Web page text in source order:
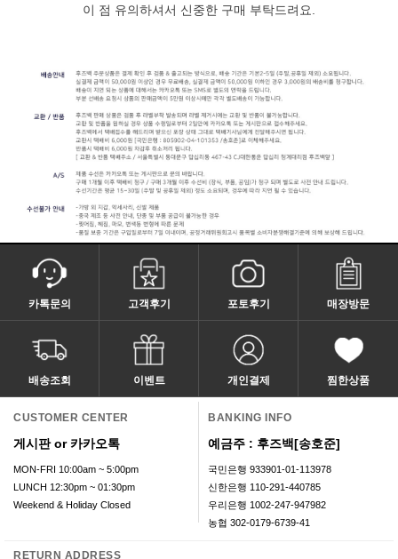
이 점 유의하셔서 신중한 구매 부탁드려요.
카톡문의 고객후기 포토후기 매장방문
배송조회 이벤트 개인결제 찜한상품
CUSTOMER CENTER
게시판 or 카카오톡
MON-FRI 10:00am ~ 5:00pm
LUNCH 12:30pm ~ 01:30pm
Weekend & Holiday Closed
BANKING INFO
예금주 : 후즈백[송호준]
국민은행 933901-01-113978
신한은행 110-291-440785
우리은행 1002-247-947982
농협 302-0179-6739-41
RETURN ADDRESS